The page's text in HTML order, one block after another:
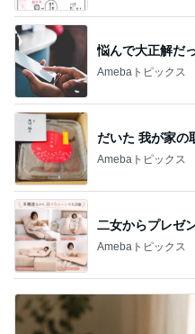
悩んで大正解だ
Amebaトピックス
だいた 我が家の
Amebaトピックス
二女からプレゼ
Amebaトピックス